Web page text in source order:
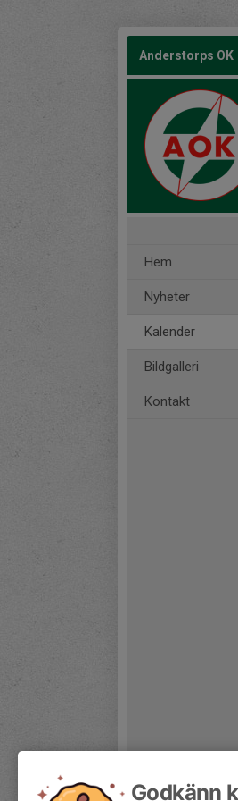
Anderstorps OK
Hem
Nyheter
Kalender
Bildgalleri
Kontakt
Godkänn